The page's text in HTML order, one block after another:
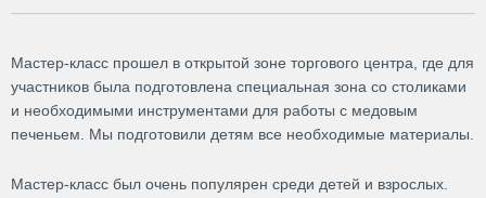
Мастер-класс прошел в открытой зоне торгового центра, где для
участников была подготовлена ​​специальная зона со столиками
и необходимыми инструментами для работы с медовым
печеньем. Мы подготовили детям все необходимые материалы.
Мастер-класс был очень популярен среди детей и взрослых.